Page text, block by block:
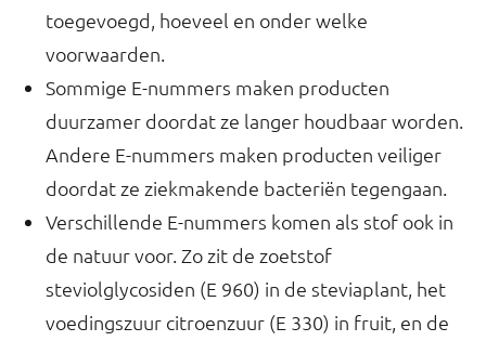
toegevoegd, hoeveel en onder welke
voorwaarden.
Sommige E-nummers maken producten
duurzamer doordat ze langer houdbaar worden.
Andere E-nummers maken producten veiliger
doordat ze ziekmakende bacteriën tegengaan.
Verschillende E-nummers komen als stof ook in
de natuur voor. Zo zit de zoetstof
steviolglycosiden (E 960) in de steviaplant, het
voedingszuur citroenzuur (E 330) in fruit, en de